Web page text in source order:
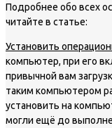
Подробнее обо всех
читайте в статье:
Установить
компьютер, при его
привычной вам
таким компьютером
установить на
могли ещё до